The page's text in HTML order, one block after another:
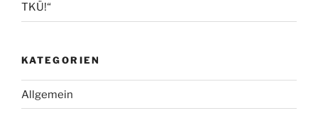
TKÜ!“
KATEGORIEN
Allgemein